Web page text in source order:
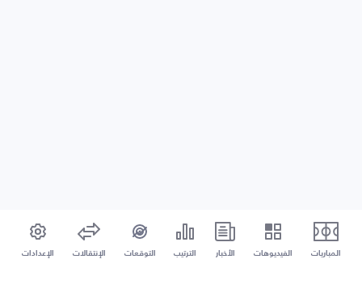
المباريات الفيديوهات الأخبار الترتيب التوقعات الإنتقالات الإعدادات